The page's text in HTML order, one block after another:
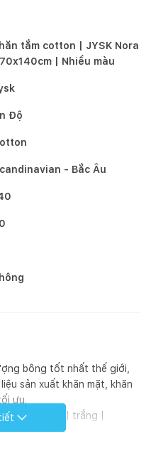
tắm cotton | JYSK Nora
70x140cm | Nhiều màu
Độ
- Bắc Âu
bông tốt nhất thế giới,
sản xuất khăn mặt, khăn
ưu.
| NORA | trắng |